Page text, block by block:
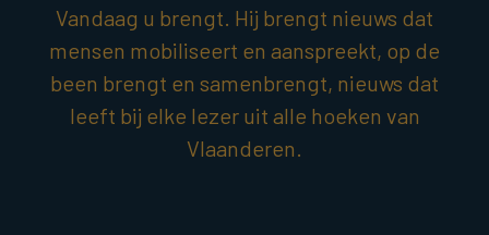
Vandaag u brengt. Hij brengt nieuws dat
mensen mobiliseert en aanspreekt, op de
been brengt en samenbrengt, nieuws dat
leeft bij elke lezer uit alle hoeken van
Vlaanderen.